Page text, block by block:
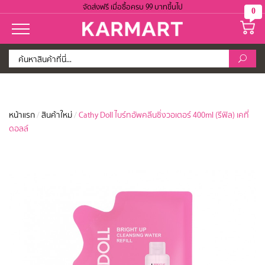
จัดส่งฟรี เมื่อซื้อครบ 99 บาทขึ้นไป 0
หน้าแรก /สินค้าใหม่ /Cathy Doll ไบร์ทอัพคลีนซิ่งวอเตอร์ 400ml (รีฟิล) เคที่
ดอลล์